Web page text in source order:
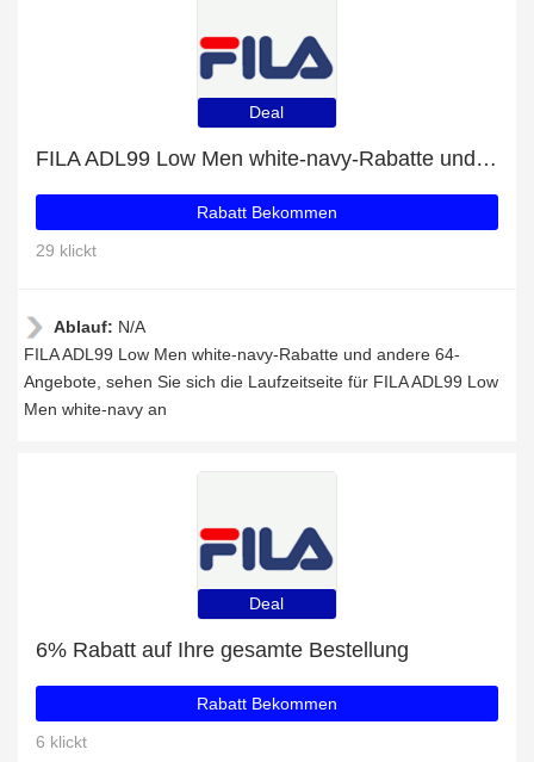
Deal
FILA ADL99 Low Men white-navy-Rabatte und andere 64-Angebote
Rabatt Bekommen
29 klickt
Ablauf: N/A
FILA ADL99 Low Men white-navy-Rabatte und andere 64-
Angebote, sehen Sie sich die Laufzeitseite für FILA ADL99 Low
Men white-navy an
Deal
6% Rabatt auf Ihre gesamte Bestellung
Rabatt Bekommen
6 klickt